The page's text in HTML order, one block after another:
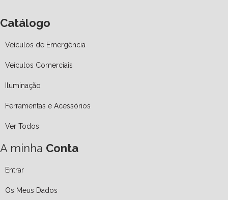
Catálogo
Veículos de Emergência
Veículos Comerciais
Iluminação
Ferramentas e Acessórios
Ver Todos
A minha Conta
Entrar
Os Meus Dados